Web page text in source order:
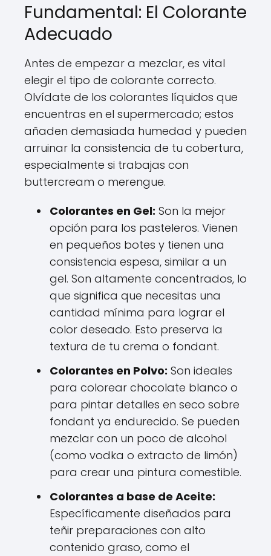
Fundamental: El Colorante
Adecuado
Antes de empezar a mezclar, es vital
elegir el tipo de colorante correcto.
Olvídate de los colorantes líquidos que
encuentras en el supermercado; estos
añaden demasiada humedad y pueden
arruinar la consistencia de tu cobertura,
especialmente si trabajas con
buttercream o merengue.
Colorantes en Gel: Son la mejor
opción para los pasteleros. Vienen
en pequeños botes y tienen una
consistencia espesa, similar a un
gel. Son altamente concentrados, lo
que significa que necesitas una
cantidad mínima para lograr el
color deseado. Esto preserva la
textura de tu crema o fondant.
Colorantes en Polvo: Son ideales
para colorear chocolate blanco o
para pintar detalles en seco sobre
fondant ya endurecido. Se pueden
mezclar con un poco de alcohol
(como vodka o extracto de limón)
para crear una pintura comestible.
Colorantes a base de Aceite:
Específicamente diseñados para
teñir preparaciones con alto
contenido graso, como el